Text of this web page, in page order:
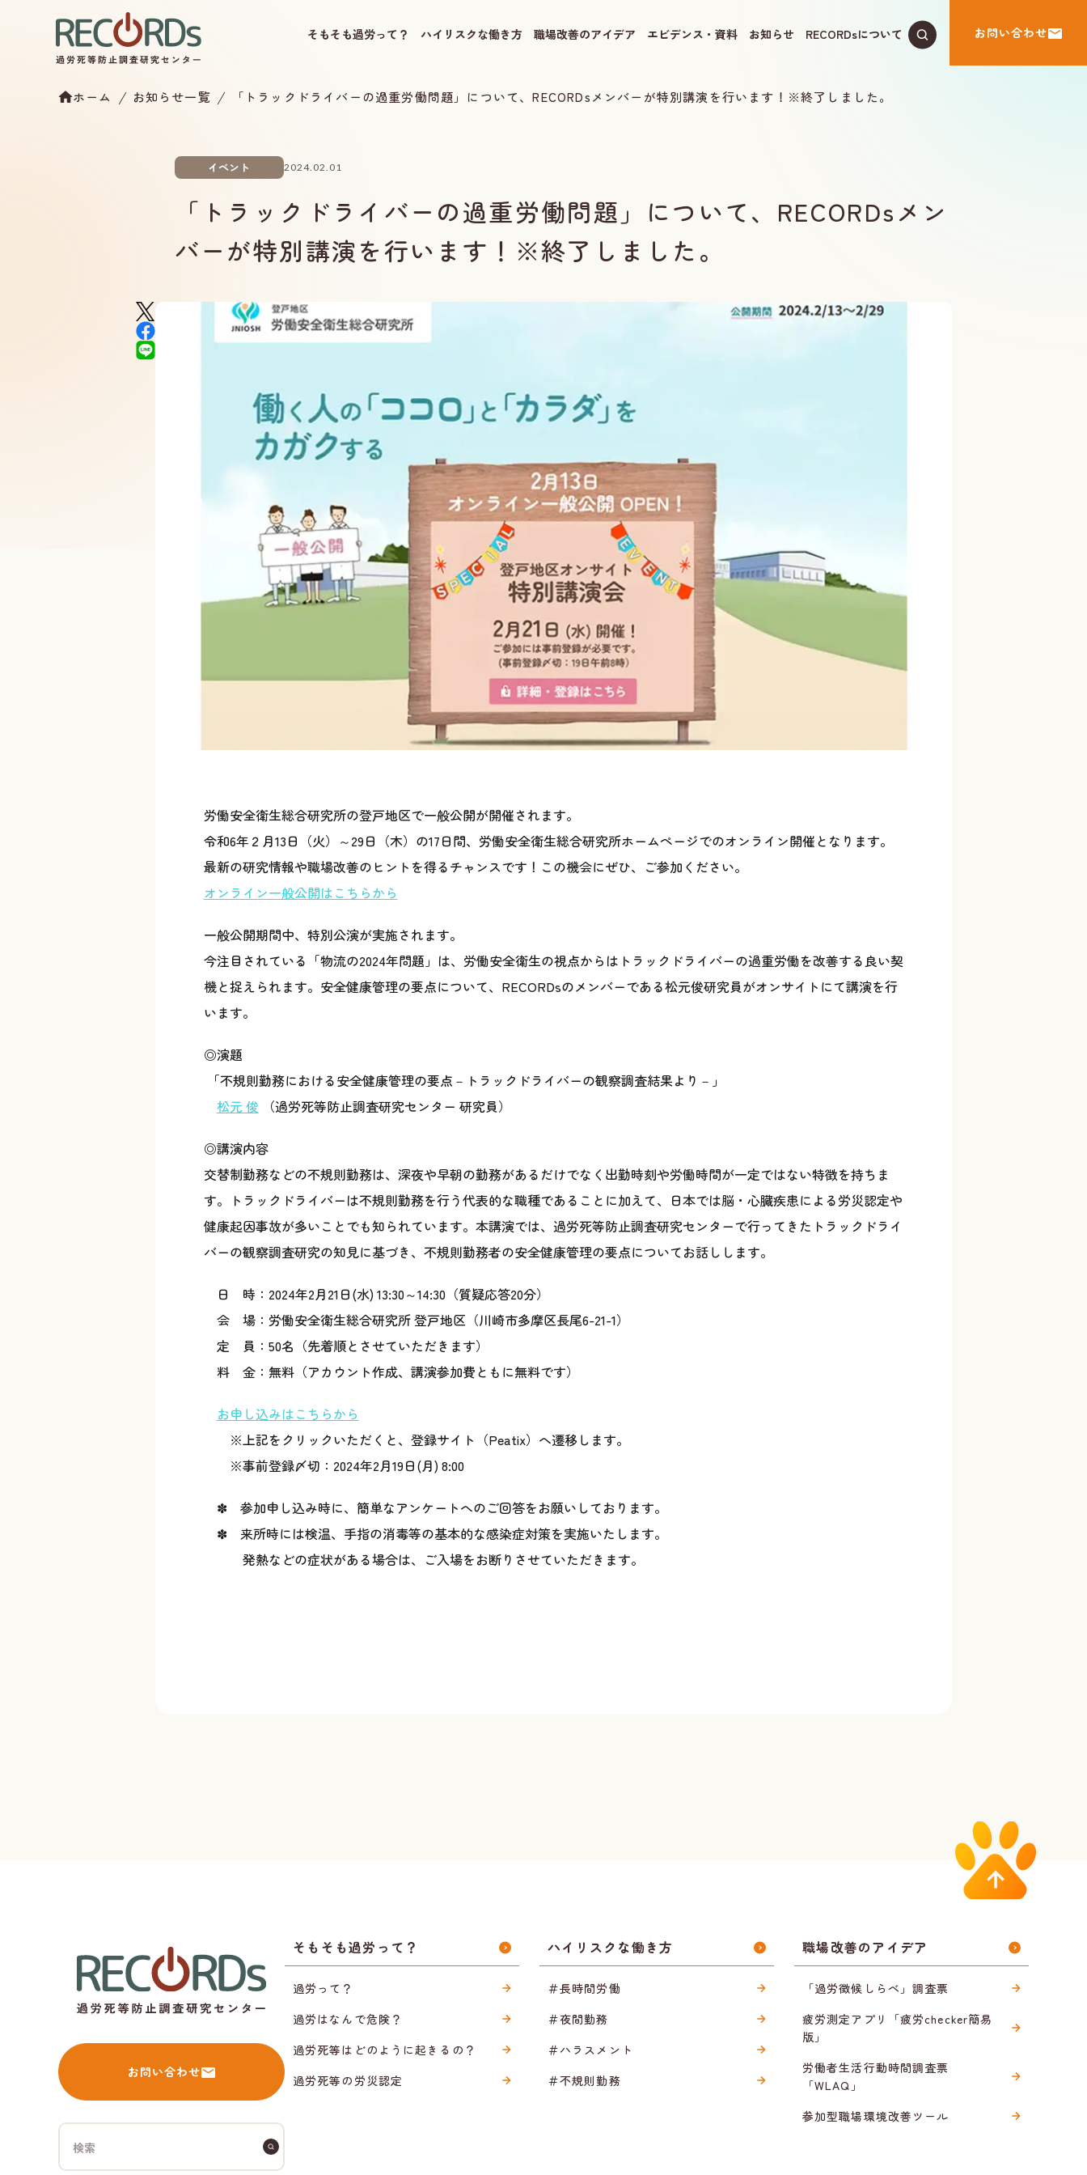
そもそも過労って？ ハイリスクな働き方 職場改善のアイデア エビデンス・資料 お知らせ RECORDsについて お問い合わせ
ホーム お知らせ一覧 「トラックドライバーの過重労働問題」について、RECORDsメンバーが特別講演を行います！※終了しました。
イベント 2024.02.01
「トラックドライバーの過重労働問題」について、RECORDsメン
バーが特別講演を行います！※終了しました。
労働安全衛生総合研究所の登戸地区で一般公開が開催されます。
令和6年２月13日（火）～29日（木）の17日間、労働安全衛生総合研究所ホームページでのオンライン開催となります。
最新の研究情報や職場改善のヒントを得るチャンスです！この機会にぜひ、ご参加ください。
オンライン一般公開はこちらから
一般公開期間中、特別公演が実施されます。
今注目されている「物流の2024年問題」は、労働安全衛生の視点からはトラックドライバーの過重労働を改善する良い契
機と捉えられます。安全健康管理の要点について、RECORDsのメンバーである松元俊研究員がオンサイトにて講演を行
います。
◎演題
「不規則勤務における安全健康管理の要点－トラックドライバーの観察調査結果より－」
松元 俊 （過労死等防止調査研究センター 研究員）
◎講演内容
交替制勤務などの不規則勤務は、深夜や早朝の勤務があるだけでなく出勤時刻や労働時間が一定ではない特徴を持ちま
す。トラックドライバーは不規則勤務を行う代表的な職種であることに加えて、日本では脳・心臓疾患による労災認定や
健康起因事故が多いことでも知られています。本講演では、過労死等防止調査研究センターで行ってきたトラックドライ
バーの観察調査研究の知見に基づき、不規則勤務者の安全健康管理の要点についてお話しします。
日 時：2024年2月21日(水) 13:30～14:30（質疑応答20分）
会 場：労働安全衛生総合研究所 登戸地区（川崎市多摩区長尾6-21-1）
定 員：50名（先着順とさせていただきます）
料 金：無料（アカウント作成、講演参加費ともに無料です）
お申し込みはこちらから
※上記をクリックいただくと、登録サイト（Peatix）へ遷移します。
※事前登録〆切：2024年2月19日(月) 8:00
✽ 参加申し込み時に、簡単なアンケートへのご回答をお願いしております。
✽ 来所時には検温、手指の消毒等の基本的な感染症対策を実施いたします。
発熱などの症状がある場合は、ご入場をお断りさせていただきます。
そもそも過労って？
過労って？
過労はなんで危険？
過労死等はどのように起きるの？
過労死等の労災認定
ハイリスクな働き方
＃長時間労働
＃夜間勤務
＃ハラスメント
＃不規則勤務
職場改善のアイデア
「過労徴候しらべ」調査票
疲労測定アプリ「疲労checker簡易
版」
労働者生活行動時間調査票
「WLAQ」
参加型職場環境改善ツール
お問い合わせ